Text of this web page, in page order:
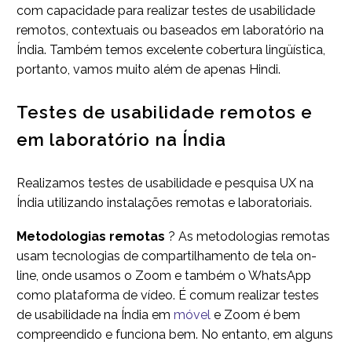
com capacidade para realizar testes de usabilidade
remotos, contextuais ou baseados em laboratório na
Índia. Também temos excelente cobertura lingüística,
portanto, vamos muito além de apenas Hindi.
Testes de usabilidade remotos e
em laboratório na Índia
Realizamos testes de usabilidade e pesquisa UX na
Índia utilizando instalações remotas e laboratoriais.
Metodologias remotas ? As metodologias remotas
usam tecnologias de compartilhamento de tela on-
line, onde usamos o Zoom e também o WhatsApp
como plataforma de vídeo. É comum realizar testes
de usabilidade na Índia em móvel e Zoom é bem
compreendido e funciona bem. No entanto, em alguns